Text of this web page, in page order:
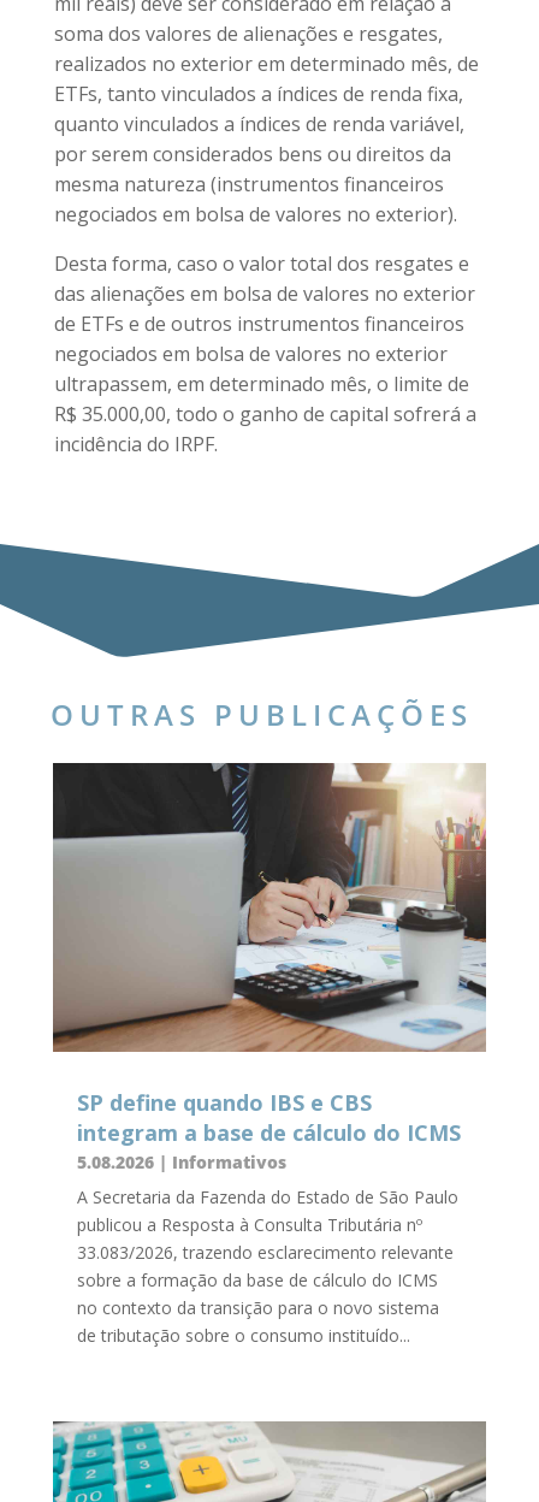
soma dos valores de alienações e resgates,
realizados no exterior em determinado mês, de
ETFs, tanto vinculados a índices de renda fixa,
quanto vinculados a índices de renda variável,
por serem considerados bens ou direitos da
mesma natureza (instrumentos financeiros
negociados em bolsa de valores no exterior).
Desta forma, caso o valor total dos resgates e
das alienações em bolsa de valores no exterior
de ETFs e de outros instrumentos financeiros
negociados em bolsa de valores no exterior
ultrapassem, em determinado mês, o limite de
R$ 35.000,00, todo o ganho de capital sofrerá a
incidência do IRPF.
OUTRAS PUBLICAÇÕES
SP define quando IBS e CBS
integram a base de cálculo do ICMS
5.08.2026| Informativos
A Secretaria da Fazenda do Estado de São Paulo
publicou a Resposta à Consulta Tributária nº
33.083/2026, trazendo esclarecimento relevante
sobre a formação da base de cálculo do ICMS
no contexto da transição para o novo sistema
de tributação sobre o consumo instituído...